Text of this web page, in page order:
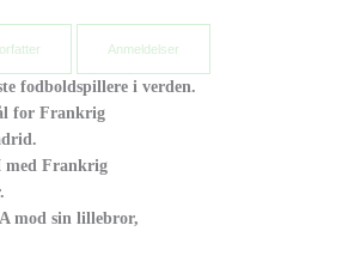
Anmeldelser
fodboldspillere i verden.
for Frankrig
med Frankrig
mod sin lillebror,